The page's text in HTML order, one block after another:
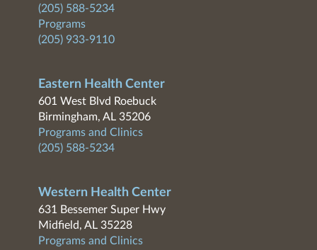
(205) 588-5234
Programs
(205) 933-9110
Eastern Health Center
601 West Blvd Roebuck
Birmingham, AL 35206
Programs and Clinics
(205) 588-5234
Western Health Center
631 Bessemer Super Hwy
Midfield, AL 35228
Programs and Clinics